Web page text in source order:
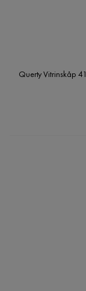
Querty Vitrinskåp